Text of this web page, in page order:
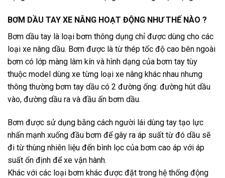
BƠM DẦU TAY XE NÂNG HOẠT ĐỘNG NHƯ THẾ NÀO ?
Bơm dầu tay là loại bơm thông dụng chỉ được dùng cho các
loại xe nâng dầu. Bơm được là từ thép tốc độ cao bên ngoài
bơm có lớp màng làm kín và hình dạng của bơm tay tùy
thuộc model dùng xe từng loại xe nâng khác nhau nhưng
thông thường bơm tay dầu có 2 đường ống: đường hút dầu
vào, đường dầu ra và đầu ấn bơm dầu.
Bơm được sử dụng bằng cách người lái dùng tay tạo lực
nhấn mạnh xuống đầu bơm để gây ra áp suất từ đó dầu sẽ
đi từ thùng nhiên liệu đến bình lọc của bơm cao áp với áp
suất ổn định để xe vận hành.
Khác với các loại bơm khác được đặt trong hệ thống động